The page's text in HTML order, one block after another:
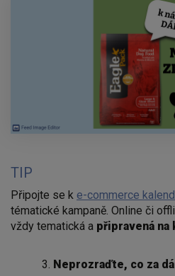
TIP
Připojte se k e-commerce
tématické kampaně. Online či
vždy tematická a připravená na
Neprozraďte, co za